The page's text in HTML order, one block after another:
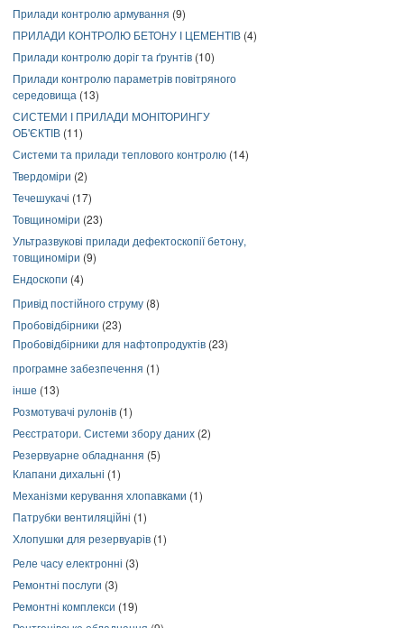
Прилади контролю армування (9)
ПРИЛАДИ КОНТРОЛЮ БЕТОНУ І ЦЕМЕНТІВ (4)
Прилади контролю доріг та ґрунтів (10)
Прилади контролю параметрів повітряного
середовища (13)
СИСТЕМИ І ПРИЛАДИ МОНІТОРИНГУ
ОБ'ЄКТІВ (11)
Системи та прилади теплового контролю (14)
Твердоміри (2)
Течешукачі (17)
Товщиноміри (23)
Ультразвукові прилади дефектоскопії бетону,
товщиноміри (9)
Ендоскопи (4)
Привід постійного струму (8)
Пробовідбірники (23)
Пробовідбірники для нафтопродуктів (23)
програмне забезпечення (1)
інше (13)
Розмотувачі рулонів (1)
Реєстратори. Системи збору даних (2)
Резервуарне обладнання (5)
Клапани дихальні (1)
Механізми керування хлопавками (1)
Патрубки вентиляційні (1)
Хлопушки для резервуарів (1)
Реле часу електронні (3)
Ремонтні послуги (3)
Ремонтні комплекси (19)